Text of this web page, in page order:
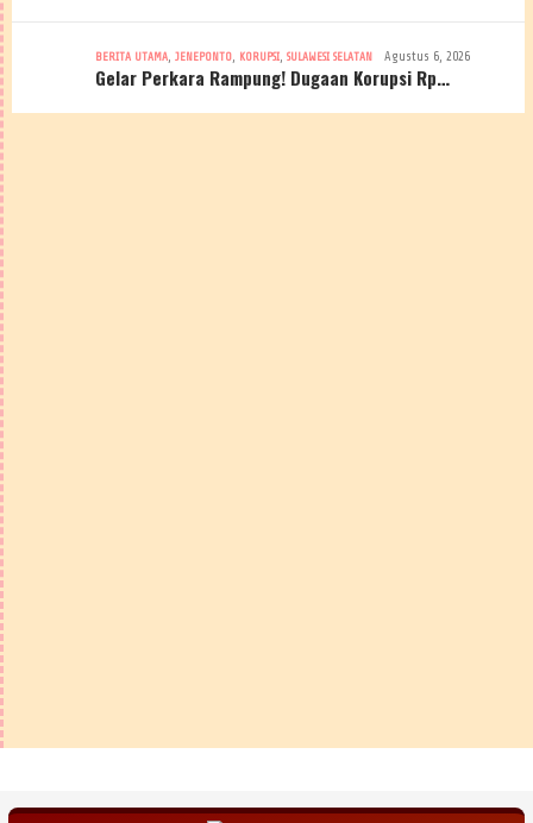
BERITA UTAMA JENEPONTO KORUPSI SULAWESI SELATAN Agustus 6, 2026
Gelar Perkara Rampung! Dugaan Korupsi Rp…